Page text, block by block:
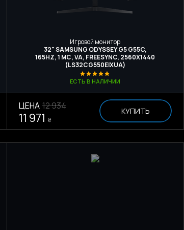
Игровой монитор
32" SAMSUNG ODYSSEY G5 G55C,
165HZ, 1 МС, VA, FREESYNC, 2560Х1440
(LS32CG550EIXUA)
ЕСТЬ В НАЛИЧИИ
ЦЕНА 12 934
11 971 ₴
КУПИТЬ